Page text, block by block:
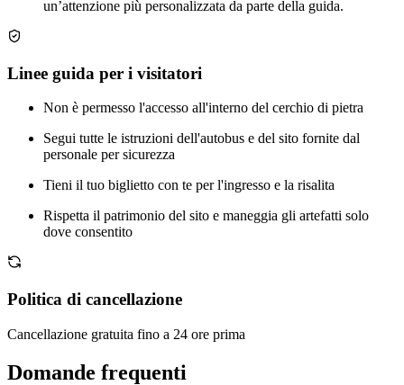
un’attenzione più personalizzata da parte della guida.
Linee guida per i visitatori
Non è permesso l'accesso all'interno del cerchio di pietra
Segui tutte le istruzioni dell'autobus e del sito fornite dal
personale per sicurezza
Tieni il tuo biglietto con te per l'ingresso e la risalita
Rispetta il patrimonio del sito e maneggia gli artefatti solo
dove consentito
Politica di cancellazione
Cancellazione gratuita fino a 24 ore prima
Domande frequenti